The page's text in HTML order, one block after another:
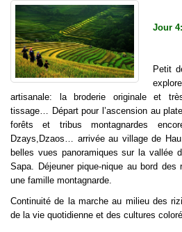
Jour
Petit
artisanale: la broderie originale et
tissage… Départ pour l’ascension au
forêts et tribus montagnardes
Dzays,Dzaos… arrivée au village de
belles vues panoramiques sur la vallée
Sapa. Déjeuner pique-nique au bord
une famille montagnarde.
Continuité de la marche au milieu des
de la vie quotidienne et des cultures